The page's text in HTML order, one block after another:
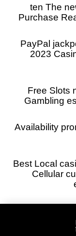
ten The
Purchase
PayPal
2023
Free Slots
Gambling
Availability
Best Local
Cellular